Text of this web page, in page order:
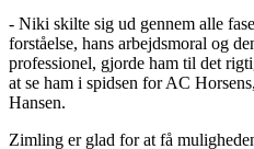
- Niki skilte sig ud gennem alle
forståelse, hans arbejdsmoral og
professionel, gjorde ham til det
at se ham i spidsen for AC
Hansen.
Zimling er glad for at få